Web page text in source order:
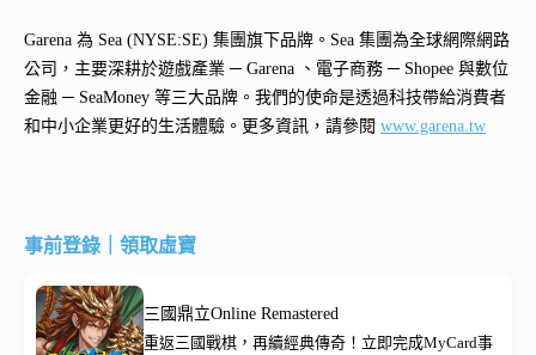
Garena 為 Sea (NYSE:SE) 集團旗下品牌。Sea 集團為全球網際網路
公司，主要深耕於遊戲產業 ─ Garena 、電子商務 ─ Shopee 與數位
金融 ─ SeaMoney 等三大品牌。我們的使命是透過科技帶給消費者
和中小企業更好的生活體驗。更多資訊，請參閱 www.garena.tw
事前登錄｜領取虛寶
三國鼎立Online Remastered
重返三國戰棋，再續經典傳奇！立即完成MyCard事